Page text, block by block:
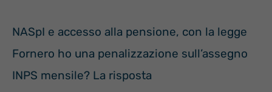
NASpI e accesso alla pensione, con la legge
Fornero ho una penalizzazione sull’assegno
INPS mensile? La risposta